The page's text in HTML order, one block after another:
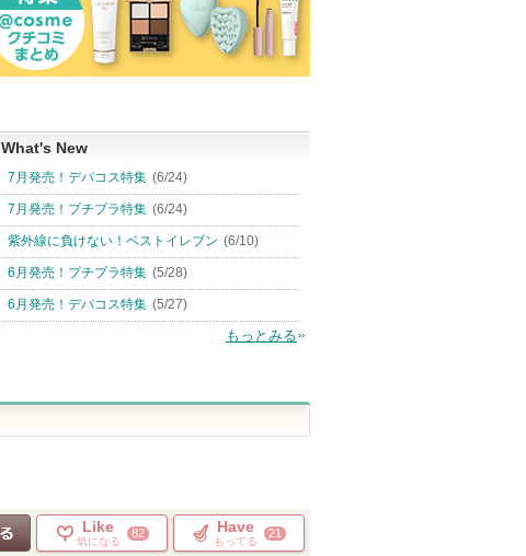
What's New
7月発売！デパコス特集 (6/24)
7月発売！プチプラ特集 (6/24)
紫外線に負けない！ベストイレブン (6/10)
6月発売！プチプラ特集 (5/28)
6月発売！デパコス特集 (5/27)
もっとみる
Like
気になる
82 Have
もってる
21